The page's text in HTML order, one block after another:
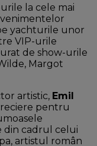
la cele mai
yachturile unor
VIP-urile
de show-urile
Margot
artistic, Emil
pentru
din cadrul celui
artistul român